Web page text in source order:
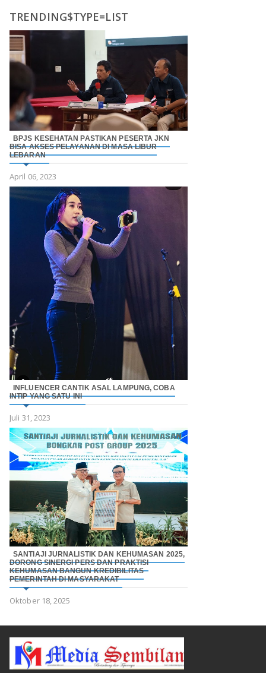
TRENDING$TYPE=LIST
BPJS KESEHATAN PASTIKAN PESERTA JKN
BISA AKSES PELAYANAN DI MASA LIBUR
LEBARAN
April 06, 2023
INFLUENCER CANTIK ASAL LAMPUNG, COBA
INTIP YANG SATU INI
Juli 31, 2023
SANTIAJI JURNALISTIK DAN KEHUMASAN 2025,
DORONG SINERGI PERS DAN PRAKTISI
KEHUMASAN BANGUN KREDIBILITAS
PEMERINTAH DI MASYARAKAT
Oktober 18, 2025